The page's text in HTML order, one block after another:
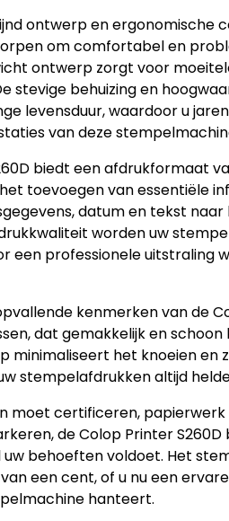
ontwerp en ergonomische
om comfortabel en
ontwerp zorgt voor
stevige behuizing en
levensduur, waardoor u
van deze
biedt een afdrukformaat
toevoegen van essentiële
datum en tekst naar
worden uw
een professionele uitstraling
kenmerken van de
dat gemakkelijk en
minimaliseert het knoeien en
stempelafdrukken altijd
moet certificeren,
de Colop Printer S260D
uw behoeften voldoet. Het
een cent, of u nu een
hanteert.